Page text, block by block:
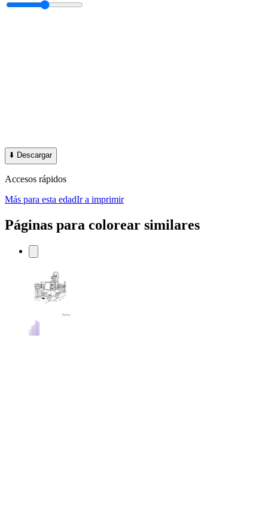
⬇️ Descargar
Accesos rápidos
Más para esta edadIr a imprimir
Páginas para colorear similares